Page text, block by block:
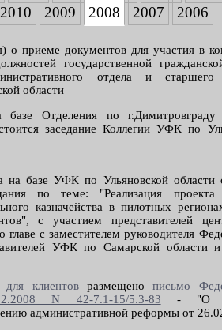
2010 2009 2008 2007 2006
о приеме документов для участия в
государственной
отдела и старшего
области
Отделения по
заседание Коллегии УФК по
базе УФК по Ульяновской области
по теме: "Реализация проекта
казначейства в пилотных
с участием представителей
главе с заместителем руководителя
УФК по Самарской
клиентовразмещенописьмо
N 42-7.1-15/5.3-83 - "О
административной реформы от